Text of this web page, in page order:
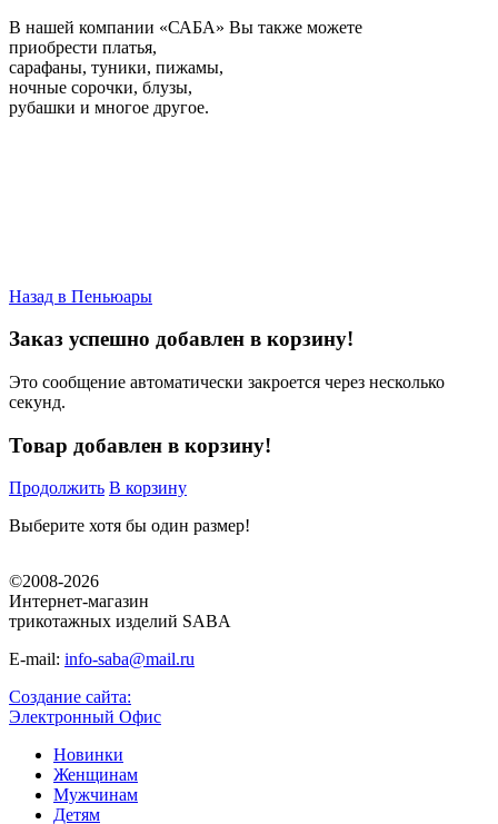
В нашей компании «САБА» Вы также можете
приобрести платья,
сарафаны, туники, пижамы,
ночные сорочки, блузы,
рубашки и многое другое.
Назад в Пеньюары
Заказ успешно добавлен в корзину!
Это сообщение автоматически закроется через несколько
секунд.
Товар добавлен в корзину!
Продолжить В корзину
Выберите хотя бы один размер!
©2008-2026
Интернет-магазин
трикотажных изделий SABA
E-mail: info-saba@mail.ru
Создание сайта:
Электронный Офис
Новинки
Женщинам
Мужчинам
Детям